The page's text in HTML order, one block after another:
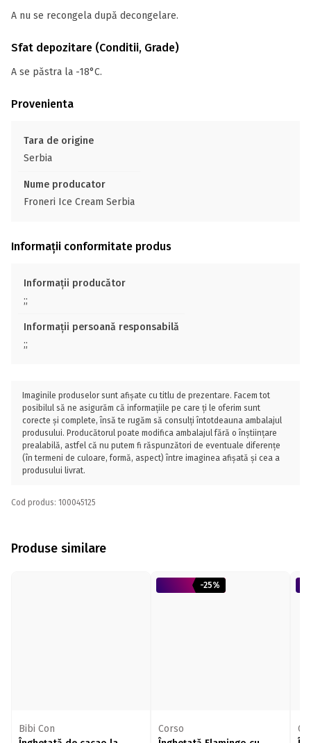
A nu se recongela după decongelare.
Sfat depozitare (Conditii, Grade)
A se păstra la -18°C.
Provenienta
Tara de origine
Serbia
Nume producator
Froneri Ice Cream Serbia
Informații conformitate produs
Informații producător
;;
Informații persoană responsabilă
;;
Imaginile produselor sunt afișate cu titlu de prezentare. Facem tot
posibilul să ne asigurăm că informațiile pe care ți le oferim sunt
corecte și complete, însă te rugăm să consulți întotdeauna ambalajul
produsului. Producătorul poate modifica ambalajul fără o înștiințare
prealabilă, astfel că nu putem fi răspunzători de eventuale diferențe
(în termeni de culoare, formă, aspect) între imaginea afișată și cea a
produsului livrat.
Cod produs: 100045125
Produse similare
Bibi Con
-25%
Corso